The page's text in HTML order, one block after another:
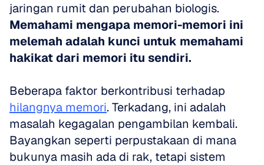
Memahami mengapa memori-memori ini
melemah adalah kunci untuk memahami
hakikat dari memori itu sendiri.
hilangnya memori. Terkadang, ini adalah
masalah kegagalan pengambilan kembali.
Bayangkan seperti perpustakaan di mana
bukunya masih ada di rak, tetapi sistem